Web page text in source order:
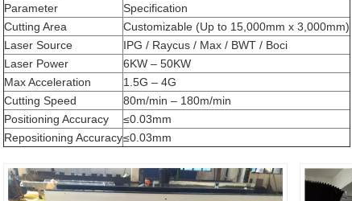
Parameter
Specification
Cutting Area
Customizable (Up to 15,000mm x 3,000mm)
Laser Source
IPG / Raycus / Max / BWT / Boci
Laser Power
6KW – 50KW
Max Acceleration
1.5G – 4G
Cutting Speed
80m/min – 180m/min
Positioning Accuracy
≤0.03mm
Repositioning Accuracy≤0.03mm